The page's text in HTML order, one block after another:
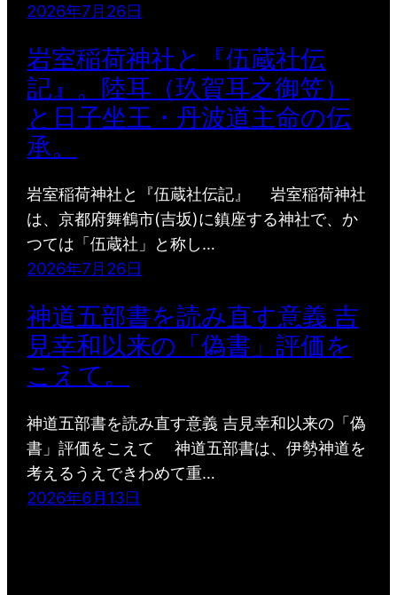
2026年7月26日
岩室稲荷神社と『伍蔵社伝
記』。陸耳（玖賀耳之御笠）
と日子坐王・丹波道主命の伝
承。
岩室稲荷神社と『伍蔵社伝記』 岩室稲荷神社
は、京都府舞鶴市(吉坂)に鎮座する神社で、か
つては「伍蔵社」と称し…
2026年7月26日
神道五部書を読み直す意義 吉
見幸和以来の「偽書」評価を
こえて。
神道五部書を読み直す意義 吉見幸和以来の「偽
書」評価をこえて 神道五部書は、伊勢神道を
考えるうえできわめて重…
2026年6月13日